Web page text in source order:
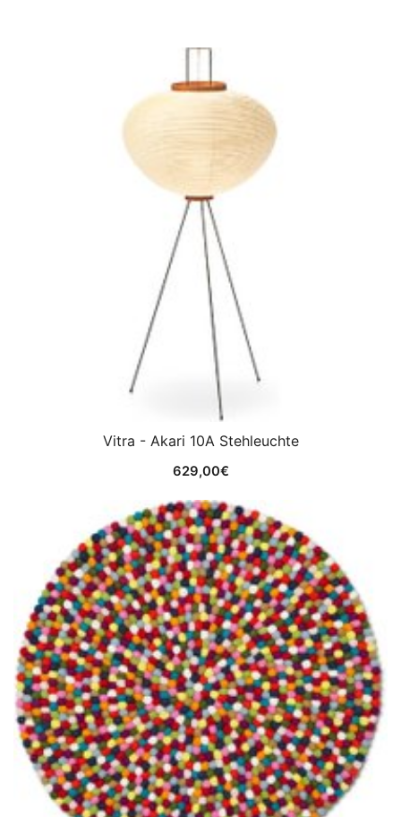
Vitra - Akari 10A Stehleuchte
629,00€